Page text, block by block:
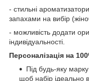
- стильні
запахами на вибір
- можливість додати
індивідуальності.
Персоналізація на
Під будь-яку
щоб набір ідеально